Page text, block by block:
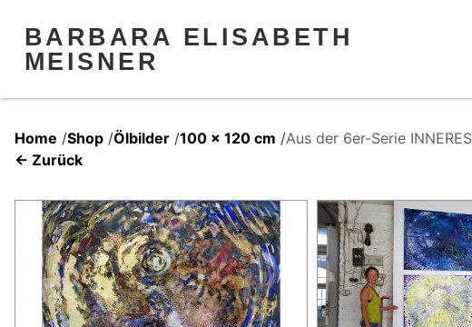
BARBARA ELISABETH
MEISNER
Home /Shop /Ölbilder /100 x 120 cm /Aus der 6er-Serie
← Zurück